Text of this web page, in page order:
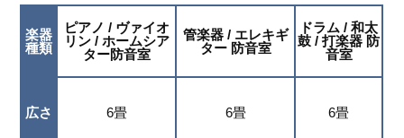
楽器
種類
ピアノ / ヴァイオ
リン / ホームシア
ター防音室
管楽器 / エレキギ
ター 防音室
ドラム / 和太
鼓 / 打楽器 防
音室
広さ 6畳 6畳 6畳